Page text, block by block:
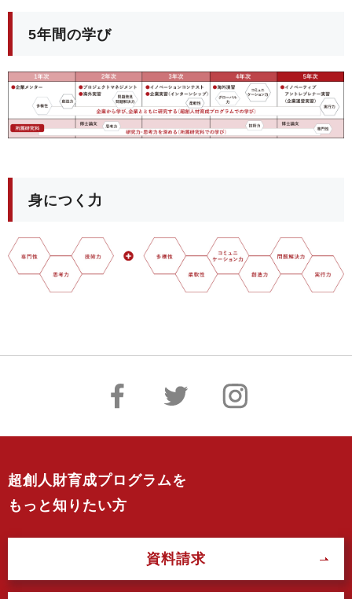
5年間の学び
身につく力
超創人財育成プログラムを
もっと知りたい方
資料請求